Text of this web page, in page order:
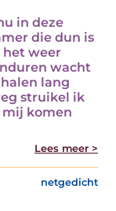
in deze
die dun is
het weer
wacht
lang
struikel ik
komen
Lees meer >
netgedicht